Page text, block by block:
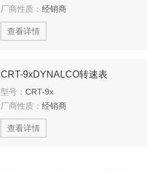
厂商性质： 经销商
查看详情
CRT-9xDYNALCO转速表
型号： CRT-9x
厂商性质： 经销商
查看详情